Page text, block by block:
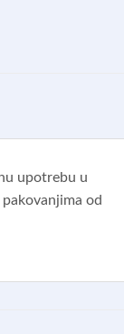
upotrebu u
od